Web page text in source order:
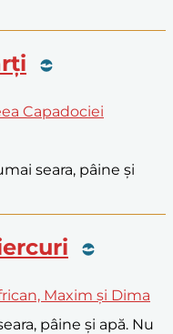
Capadociei
seara, pâine și
Maxim și Dima
pâine și apă. Nu